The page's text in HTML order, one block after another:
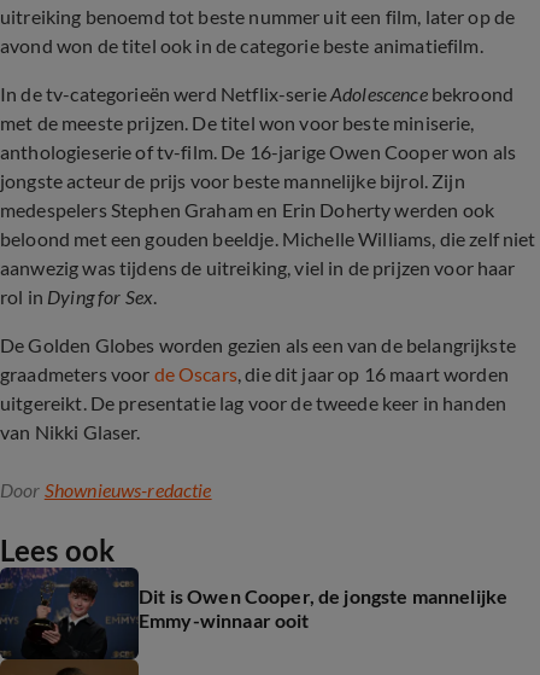
uitreiking benoemd tot beste nummer uit een film, later op de
avond won de titel ook in de categorie beste animatiefilm.
In de tv-categorieën werd Netflix-serieAdolescence bekroond
met de meeste prijzen. De titel won voor beste miniserie,
anthologieserie of tv-film. De 16-jarige Owen Cooper won als
jongste acteur de prijs voor beste mannelijke bijrol. Zijn
medespelers Stephen Graham en Erin Doherty werden ook
beloond met een gouden beeldje. Michelle Williams, die zelf niet
aanwezig was tijdens de uitreiking, viel in de prijzen voor haar
rol in Dying for Sex.
De Golden Globes worden gezien als een van de belangrijkste
graadmeters voor de Oscars, die dit jaar op 16 maart worden
uitgereikt. De presentatie lag voor de tweede keer in handen
van Nikki Glaser.
Door Shownieuws-redactie
Lees ook
Dit is Owen Cooper, de jongste mannelijke
Emmy-winnaar ooit